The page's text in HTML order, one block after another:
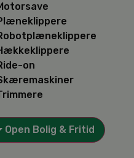
on
Open Bolig & Fritid